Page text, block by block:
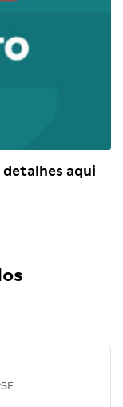
detalhes aqui